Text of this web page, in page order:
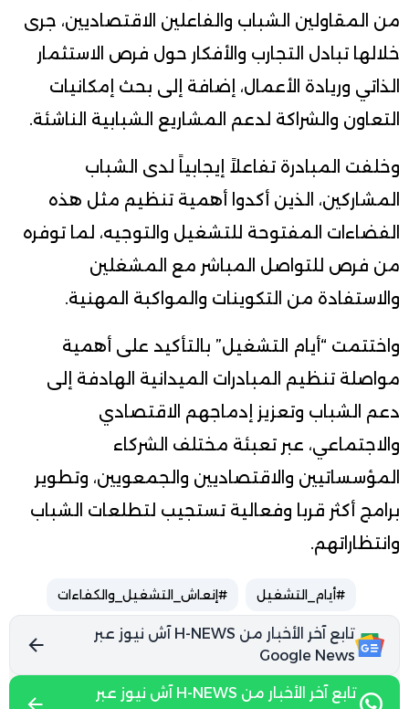
من المقاولين الشباب والفاعلين الاقتصاديين، جرى
خلالها تبادل التجارب والأفكار حول فرص الاستثمار
الذاتي وريادة الأعمال، إضافة إلى بحث إمكانيات
التعاون والشراكة لدعم المشاريع الشبابية الناشئة.
وخلفت المبادرة تفاعلاً إيجابياً لدى الشباب
المشاركين، الذين أكدوا أهمية تنظيم مثل هذه
الفضاءات المفتوحة للتشغيل والتوجيه، لما توفره
من فرص للتواصل المباشر مع المشغلين
والاستفادة من التكوينات والمواكبة المهنية.
واختتمت “أيام التشغيل” بالتأكيد على أهمية
مواصلة تنظيم المبادرات الميدانية الهادفة إلى
دعم الشباب وتعزيز إدماجهم الاقتصادي
والاجتماعي، عبر تعبئة مختلف الشركاء
المؤسساتيين والاقتصاديين والجمعويين، وتطوير
برامج أكثر قربا وفعالية تستجيب لتطلعات الشباب
وانتظاراتهم.
#أيام_التشغيل #إنعاش_التشغيل_والكفاءات
تابع آخر الأخبار من H-NEWS آش نيوز عبر
Google News
تابع آخر الأخبار من H-NEWS آش نيوز عبر